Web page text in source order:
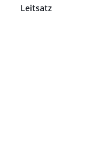
Leitsatz